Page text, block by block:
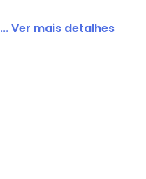
... Ver mais detalhes